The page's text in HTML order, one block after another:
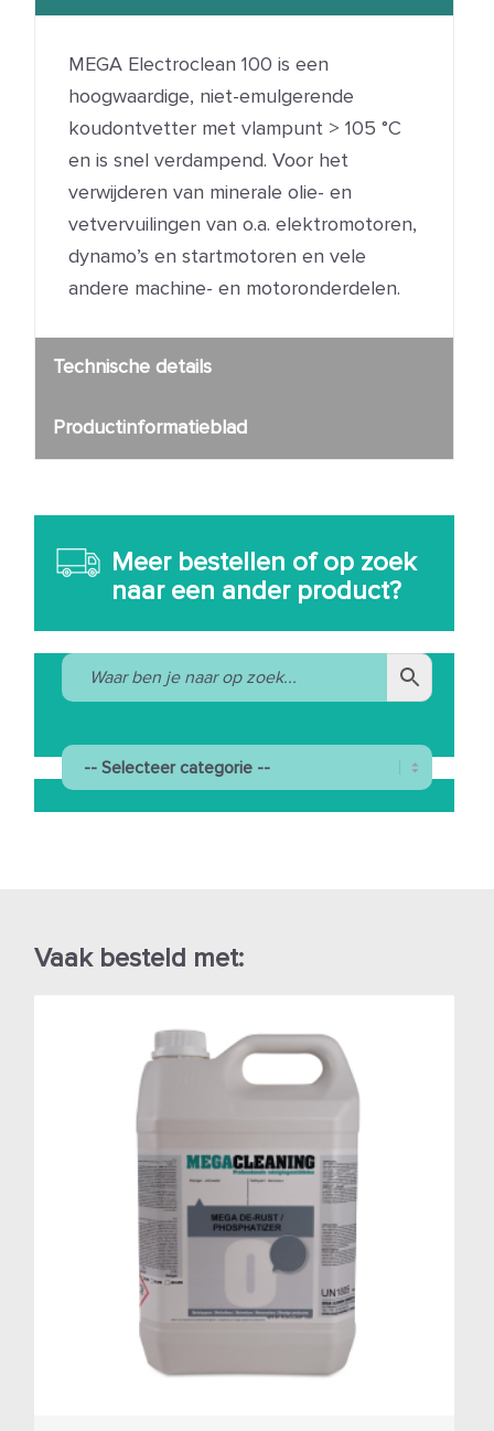
MEGA Electroclean 100 is een
hoogwaardige, niet-emulgerende
koudontvetter met vlampunt > 105 °C
en is snel verdampend. Voor het
verwijderen van minerale olie- en
vetvervuilingen van o.a. elektromotoren,
dynamo’s en startmotoren en vele
andere machine- en motoronderdelen.
Technische details
Productinformatieblad
Meer bestellen of op zoek
naar een ander product?
Vaak besteld met:
Je zou ook kunnen houden van …